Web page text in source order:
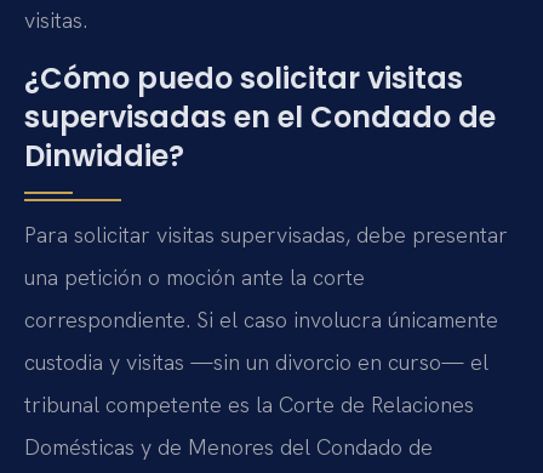
visitas.
¿Cómo puedo solicitar visitas
supervisadas en el Condado de
Dinwiddie?
Para solicitar visitas supervisadas, debe presentar
una petición o moción ante la corte
correspondiente. Si el caso involucra únicamente
custodia y visitas —sin un divorcio en curso— el
tribunal competente es la Corte de Relaciones
Domésticas y de Menores del Condado de